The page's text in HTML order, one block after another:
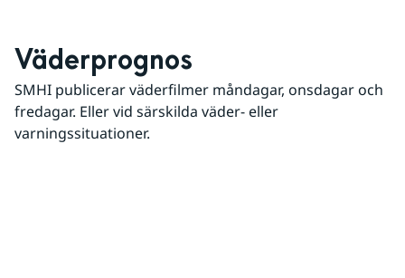
Väderprognos
SMHI publicerar väderfilmer måndagar, onsdagar och
fredagar. Eller vid särskilda väder- eller
varningssituationer.